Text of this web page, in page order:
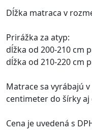
Dĺžka matraca v
Prirážka za atyp:
dĺžka od 200-210 cm
dĺžka od 210-220 cm
Matrace sa vyrábajú
centimeter do šírky aj
Cena je uvedená s